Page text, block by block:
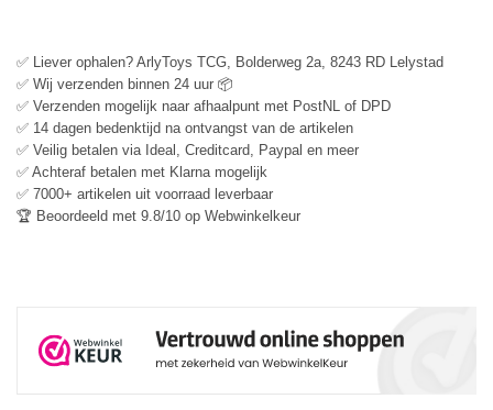
✅ Liever ophalen? ArlyToys TCG, Bolderweg 2a, 8243 RD Lelystad
✅ Wij verzenden binnen 24 uur 📦
✅ Verzenden mogelijk naar afhaalpunt met PostNL of DPD
✅ 14 dagen bedenktijd na ontvangst van de artikelen
✅ Veilig betalen via Ideal, Creditcard, Paypal en meer
✅ Achteraf betalen met Klarna mogelijk
✅ 7000+ artikelen uit voorraad leverbaar
🏆 Beoordeeld met 9.8/10 op Webwinkelkeur